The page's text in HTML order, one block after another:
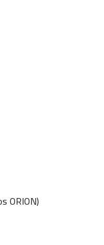
ORION)